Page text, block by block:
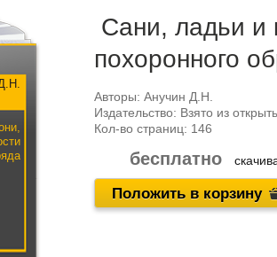
Сани, ладьи и
похоронного
Авторы: Анучин Д.Н.
Издательство: Взято из
Кол-во страниц: 146
бесплатно
Положить в корзину